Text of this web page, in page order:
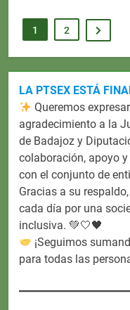
1 2
LA PTSEX ESTÁ
Queremos
agradecimiento a la
de Badajoz y
colaboración, apoyo
con el conjunto de
Gracias a su
cada día por una
inclusiva. 💚🤍🖤
¡Seguimos
para todas las